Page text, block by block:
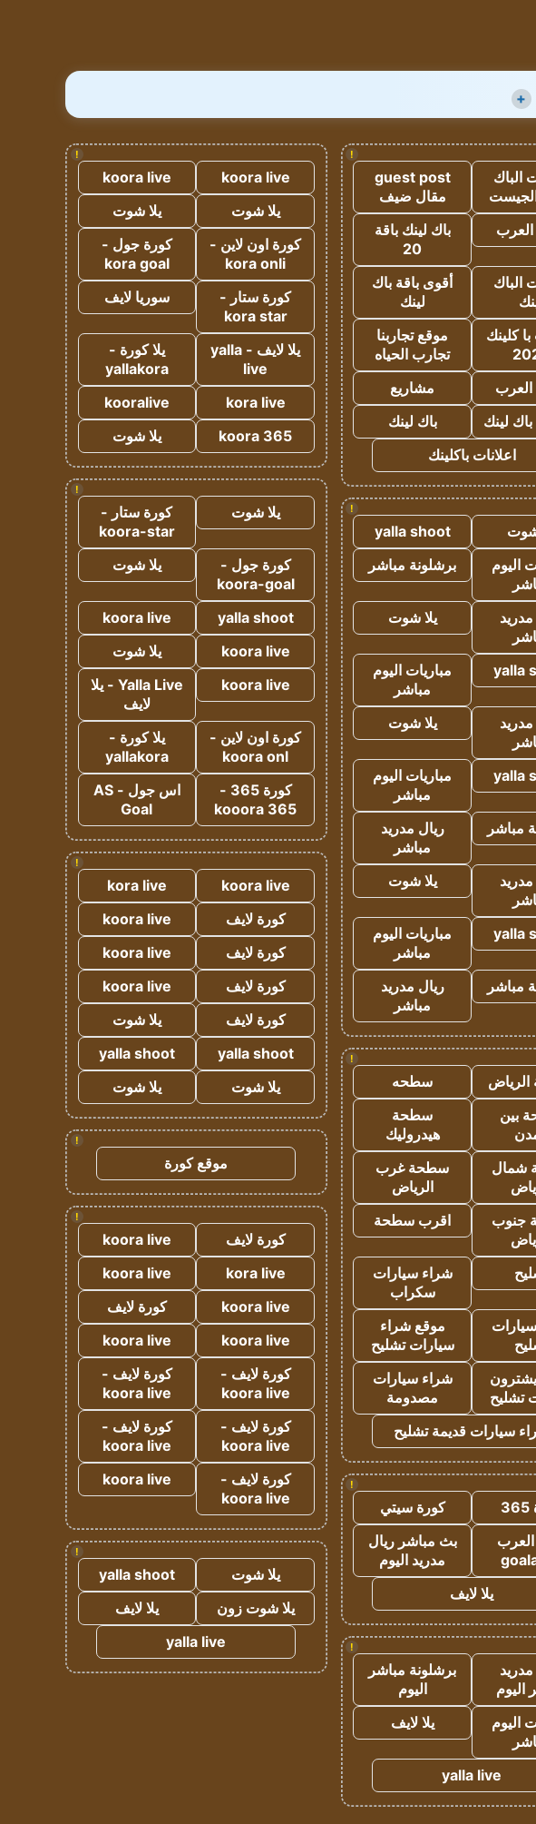
+
!
الباك
guest post
مقال ضيف
باك لينك باقة
20
الباك
أقوى باقة باك
لينك
كلينك
موقع تجاربنا
تجارب الحياه
العرب
مشاريع
باك لينك
باك لينك
اعلانات باكلينك
!
شوت
yalla shoot
اليوم
برشلونة مباشر
يلا شوت
yalla
مباريات اليوم
مباشر
يلا شوت
yalla
مباريات اليوم
مباشر
مباشر
ريال مدريد
مباشر
يلا شوت
yalla
مباريات اليوم
مباشر
مباشر
ريال مدريد
مباشر
!
سطحه
بين
سطحة
هيدروليك
شمال
سطحة غرب
الرياض
جنوب
اقرب سطحة
شراء سيارات
سكراب
موقع شراء
سيارات تشليح
تشليح
شراء سيارات
مصدومة
سيارات قديمة تشليح
!
كورة سيتي
بث مباشر ريال
مدريد اليوم
يلا لايف
!
اليوم
برشلونة مباشر
اليوم
اليوم
يلا لايف
yalla live
!
koora live
koora live
يلا شوت
يلا شوت
كورة اون لاين -
kora onli
كورة جول -
kora goal
كورة ستار -
kora star
سوريا لايف
يلا لايف - yalla
live
يلا كورة -
yallakora
kora live
kooralive
koora 365
يلا شوت
!
يلا شوت
كورة ستار -
koora-star
كورة جول -
koora-goal
يلا شوت
yalla shoot
koora live
koora live
يلا شوت
koora live
Yalla Live - يلا
لايف
كورة اون لاين -
koora onl
يلا كورة -
yallakora
كورة 365 -
kooora 365
اس جول - AS
Goal
!
koora live
kora live
كورة لايف
koora live
كورة لايف
koora live
كورة لايف
koora live
كورة لايف
يلا شوت
yalla shoot
yalla shoot
يلا شوت
يلا شوت
!
موقع كورة
!
كورة لايف
koora live
kora live
koora live
koora live
كورة لايف
koora live
koora live
كورة لايف -
koora live
كورة لايف -
koora live
كورة لايف -
koora live
كورة لايف -
koora live
كورة لايف -
koora live
koora live
!
يلا شوت
yalla shoot
يلا شوت زون
يلا لايف
yalla live